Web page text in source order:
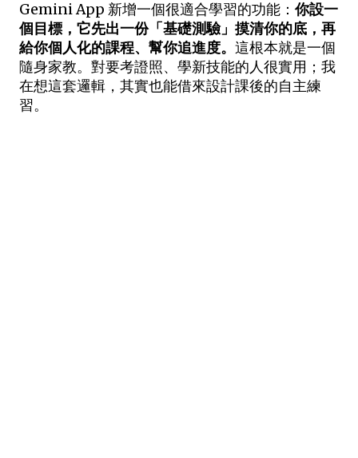
Gemini App 新增一個很適合學習的功能：你設一
個目標，它先出一份「基礎測驗」摸清你的底，再
給你個人化的課程、幫你追進度。 這根本就是一個
隨身家教。對要考證照、學新技能的人很實用；我
在想這套邏輯，其實也能借來設計課後的自主練
習。